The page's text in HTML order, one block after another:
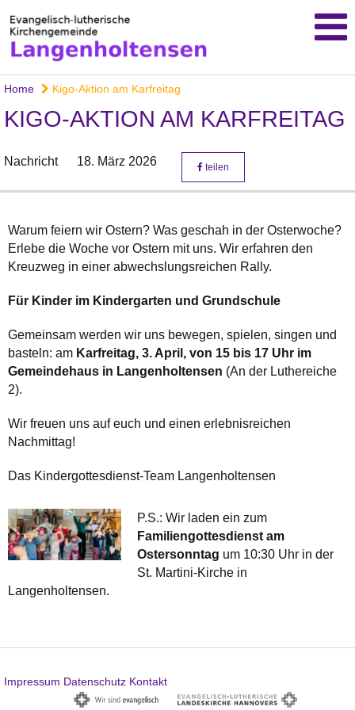
Home Kigo-Aktion am Karfreitag
KIGO-AKTION AM KARFREITAG
Nachricht 18. März 2026 teilen
Warum feiern wir Ostern? Was geschah in der Osterwoche?
Erlebe die Woche vor Ostern mit uns. Wir erfahren den
Kreuzweg in einer abwechslungsreichen Rally.
Für Kinder im Kindergarten und Grundschule
Gemeinsam werden wir uns bewegen, spielen, singen und
basteln: am Karfreitag, 3. April, von 15 bis 17 Uhr im
Gemeindehaus in Langenholtensen (An der Luthereiche
2).
Wir freuen uns auf euch und einen erlebnisreichen
Nachmittag!
Das Kindergottesdienst-Team Langenholtensen
P.S.: Wir laden ein zum
Familiengottesdienst am
Ostersonntag um 10:30 Uhr in der
St. Martini-Kirche in
Langenholtensen.
Impressum Datenschutz Kontakt